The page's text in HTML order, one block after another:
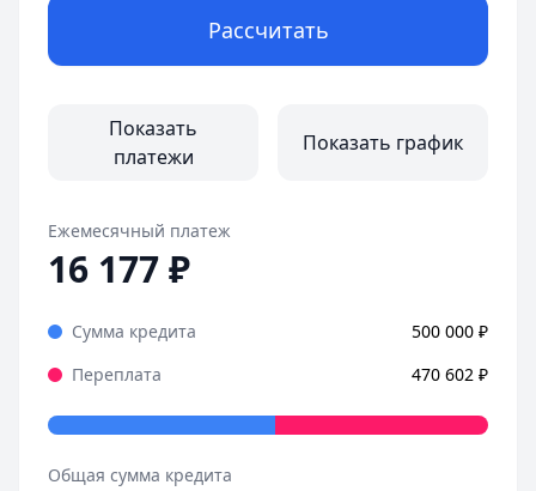
Рассчитать
Показать
платежи
Показать график
Ежемесячный платеж
16 177₽
Сумма кредита 500 000 ₽
Переплата
470 602 ₽
Общая сумма кредита